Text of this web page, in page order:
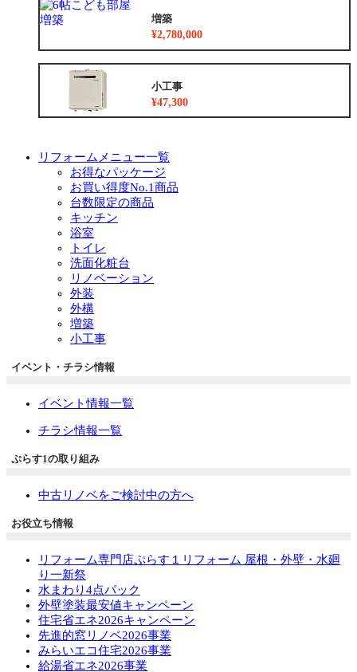
増築
¥2,780,000
小工事
¥47,300
リフォームメニュー一覧
お得なパッケージ
お買い得度No.1商品
台数限定の商品
キッチン
浴室
トイレ
洗面化粧台
リノベーション
外装
外構
増築
小工事
イベント・チラシ情報
イベント情報一覧
チラシ情報一覧
ぷらす1の取り組み
中古リノベをご検討中の方へ
お役立ち情報
リフォーム専門店ぷらす１リフォーム 屋根・外壁・水廻
り一新祭
水まわり4点パック
外壁塗装最安値キャンペーン
住宅省エネ2026キャンペーン
先進的窓リノベ2026事業
みらいエコ住宅2026事業
給湯省エネ2026事業